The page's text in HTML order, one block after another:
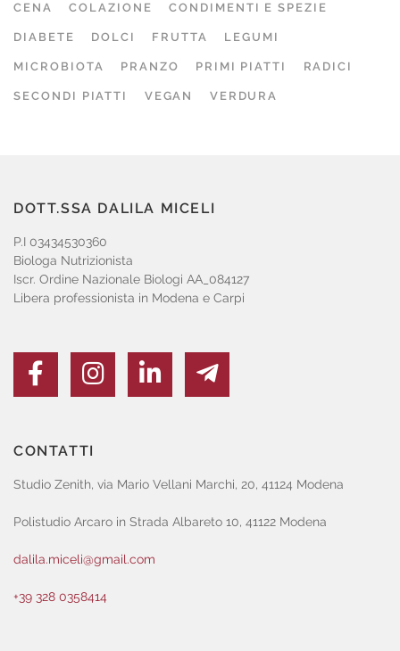
CENA COLAZIONE CONDIMENTI E SPEZIE
DIABETE DOLCI FRUTTA LEGUMI
MICROBIOTA PRANZO PRIMI PIATTI RADICI
SECONDI PIATTI VEGAN VERDURA
DOTT.SSA DALILA MICELI
P.I 03434530360
Biologa Nutrizionista
Iscr. Ordine Nazionale Biologi AA_084127
Libera professionista in Modena e Carpi
CONTATTI
Studio Zenith, via Mario Vellani Marchi, 20, 41124 Modena
Polistudio Arcaro in Strada Albareto 10, 41122 Modena
dalila.miceli@gmail.com
+39 328 0358414